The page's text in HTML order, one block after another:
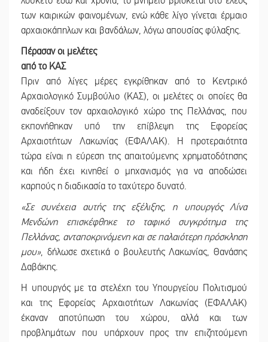
των καιρικών φαινομένων, ενώ κάθε λίγο γίνεται έρμαιο
αρχαιοκάπηλων και βανδάλων, λόγω απουσίας φύλαξης.
Πέρασαν οι μελέτες
από το ΚΑΣ
Πριν από λίγες μέρες εγκρίθηκαν από το Κεντρικό
Αρχαιολογικό Συμβούλιο (ΚΑΣ), οι μελέτες οι οποίες θα
αναδείξουν τον αρχαιολογικό χώρο της Πελλάνας, που
εκπονήθηκαν υπό την επίβλεψη της Εφορείας
Αρχαιοτήτων Λακωνίας (ΕΦΑΛΑΚ). Η προτεραιότητα
τώρα είναι η εύρεση της απαιτούμενης χρηματοδότησης
και ήδη έχει κινηθεί ο μηχανισμός για να αποδώσει
καρπούς η διαδικασία το ταχύτερο δυνατό.
«Σε συνέχεια αυτής της εξέλιξης, η υπουργός Λίνα
Μενδώνη επισκέφθηκε το ταφικό συγκρότημα της
Πελλάνας, ανταποκρινόμενη και σε παλαιότερη πρόσκληση
μου», δήλωσε σχετικά ο βουλευτής Λακωνίας, Θανάσης
Δαβάκης.
Η υπουργός με τα στελέχη του Υπουργείου Πολιτισμού
και της Εφορείας Αρχαιοτήτων Λακωνίας (ΕΦΑΛΑΚ)
έκαναν αποτύπωση του χώρου, αλλά και των
προβλημάτων που υπάρχουν προς την επιζητούμενη